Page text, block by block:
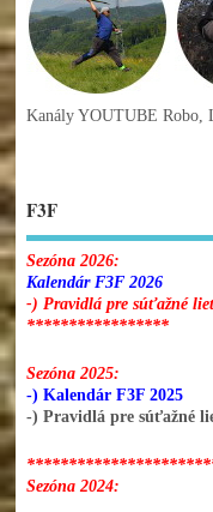
Kanály YOUTUBE Robo,
F3F
Sezóna 2026:
Kalendár F3F 2026
-) Pravidlá pre súťažné
*****************
Sezóna 2025:
-) Kalendár F3F 2025
-) Pravidlá pre súťažné
Sezóna 2024: